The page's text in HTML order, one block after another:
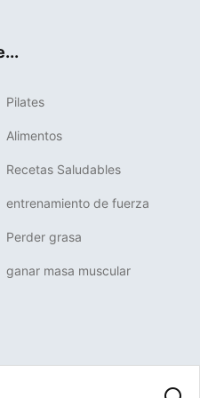
Pilates
Alimentos
Recetas Saludables
entrenamiento de fuerza
Perder grasa
ganar masa muscular